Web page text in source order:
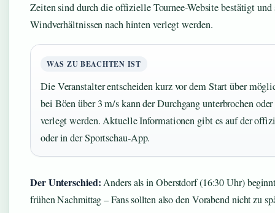
Zeiten sind durch die offizielle Tournee-Website bestätigt
Windverhältnissen nach hinten verlegt werden.
WAS ZU BEACHTEN IST
Die Veranstalter entscheiden kurz vor dem Start über
bei Böen über 3 m/s kann der Durchgang unterbrochen
verlegt werden. Aktuelle Informationen gibt es auf der
oder in der Sportschau-App.
Der Unterschied: Anders als in Oberstdorf (16:30 Uhr)
frühen Nachmittag – Fans sollten also den Vorabend nicht zu